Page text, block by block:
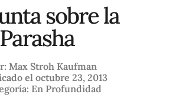
sobre la
Parasha
Max Stroh Kaufman
el octubre 23, 2013
En Profundidad